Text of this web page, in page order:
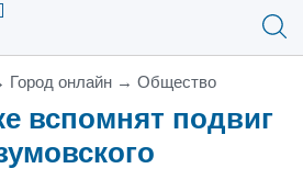
Город онлайн → Общество
вспомнят подвиг